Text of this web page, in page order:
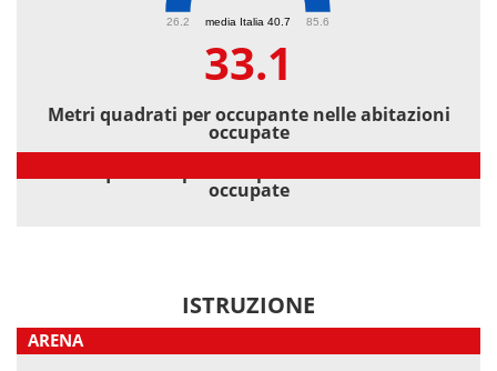
media Italia 40.7
26.2 85.6
33.1
Metri quadrati per occupante nelle abitazioni
occupate
occupate
ISTRUZIONE
ARENA